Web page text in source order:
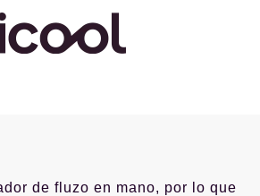
de fluzo en mano, por lo que